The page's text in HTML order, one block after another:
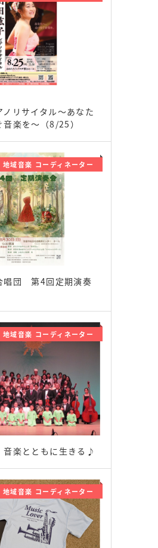
ノリサイタル～あなた
楽を～（8/25）
地域音楽 コーディネーター
唱団 第4回定期演奏
地域音楽 コーディネーター
音楽とともに生きる♪
地域音楽 コーディネーター